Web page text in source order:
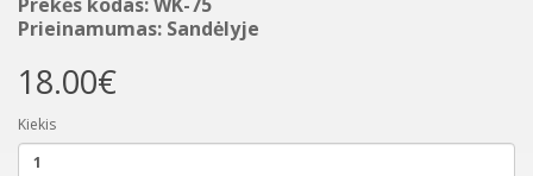
Prieinamumas: Sandėlyje
18.00€
Kiekis